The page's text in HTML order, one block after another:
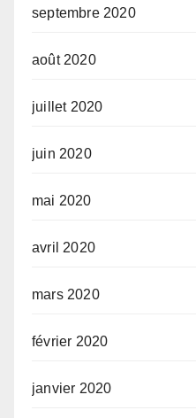
septembre 2020
août 2020
juillet 2020
juin 2020
mai 2020
avril 2020
mars 2020
février 2020
janvier 2020